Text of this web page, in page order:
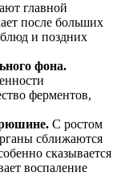
главной
после больших
и поздних
фона.
ферментов,
С ростом
сближаются
сказывается
воспаление